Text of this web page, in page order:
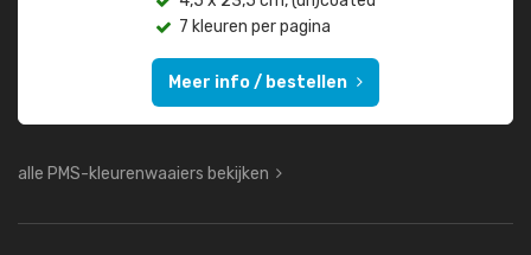
7 kleuren per pagina
Meer info / bestellen
alle PMS-kleurenwaaiers bekijken